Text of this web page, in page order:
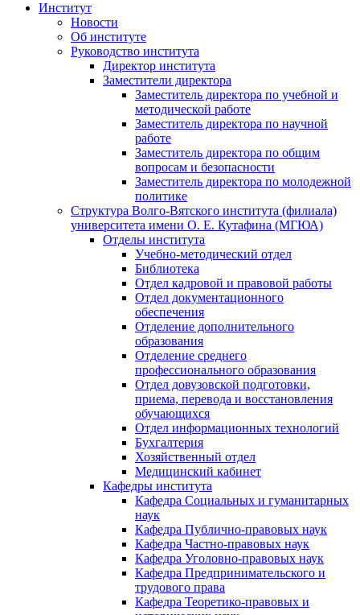
Институт
Новости
Об институте
Руководство института
Директор института
Заместители директора
Заместитель директора по учебной и
методической работе
Заместитель директора по научной
работе
Заместитель директора по общим
вопросам и безопасности
Заместитель директора по молодежной
политике
Структура Волго-Вятского института (филиала)
университета имени О. Е. Кутафина (МГЮА)
Отделы института
Учебно-методический отдел
Библиотека
Отдел кадровой и правовой работы
Отдел документационного
обеспечения
Отделение дополнительного
образования
Отделение среднего
профессионального образования
Отдел довузовской подготовки,
приема, перевода и восстановления
обучающихся
Отдел информационных технологий
Бухгалтерия
Хозяйственный отдел
Медицинский кабинет
Кафедры института
Кафедра Социальных и гуманитарных
наук
Кафедра Публично-правовых наук
Кафедра Частно-правовых наук
Кафедра Уголовно-правовых наук
Кафедра Предпринимательского и
трудового права
Кафедра Теоретико-правовых и